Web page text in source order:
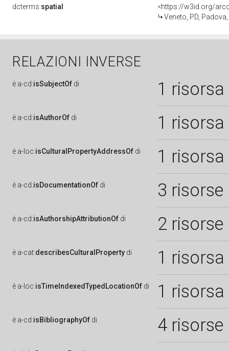
dcterms:spatial
<https://w3id.org/
Veneto, PD,
RELAZIONI INVERSE
è a-cd:isSubjectOf di 1 risorsa
è a-cd:isAuthorOf di 1 risorsa
è a-loc:isCulturalPropertyAddressOf di 1 risorsa
è a-cd:isDocumentationOf di 3 risorse
è a-cd:isAuthorshipAttributionOf di 2 risorse
è a-cat:describesCulturalProperty di 1 risorsa
è a-loc:isTimeIndexedTypedLocationOf di 1 risorsa
è a-cd:isBibliographyOf di 4 risorse